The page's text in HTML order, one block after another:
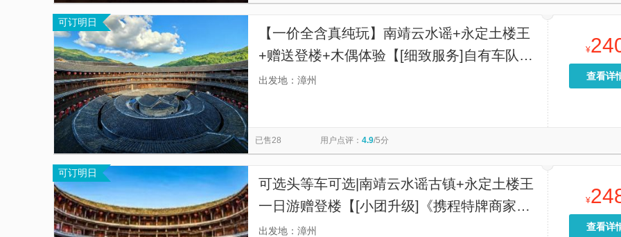
火山岛旅游休闲度假区 马銮湾
东山风动石景区 河坑土楼群
可订明日
【一价全含真纯玩】南靖云水谣+永定土楼王
+赠送登楼+木偶体验【[细致服务]自有车队天
天发团，安全有保障，头等舱指定商务车+独
出发地：漳州
¥
查看详
已售28 用户点评： 4.9/5分
可订明日
可选头等车可选|南靖云水谣古镇+永定土楼王
一日游赠登楼【[小团升级]《携程特牌商家发
团》酒店门口接/商务和独立头等商务座椅可
出发地：漳州
¥
查看详